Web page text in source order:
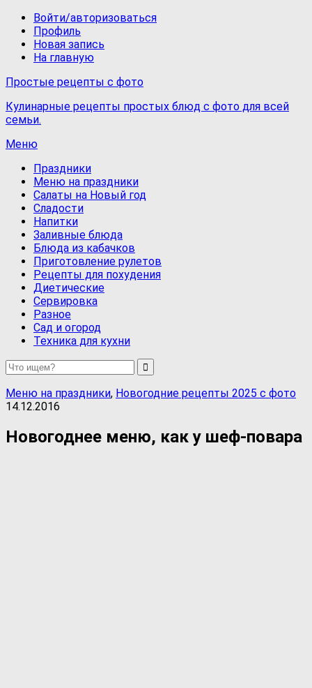
Войти/авторизоваться
Профиль
Новая запись
На главную
Простые рецепты с фото
Кулинарные рецепты простых блюд с фото для всей
семьи.
Меню
Праздники
Меню на праздники
Салаты на Новый год
Сладости
Напитки
Заливные блюда
Блюда из кабачков
Приготовление рулетов
Рецепты для похудения
Диетические
Сервировка
Разное
Сад и огород
Техника для кухни
Меню на праздники, Новогодние рецепты 2025 с фото
14.12.2016
Новогоднее меню, как у шеф-повара